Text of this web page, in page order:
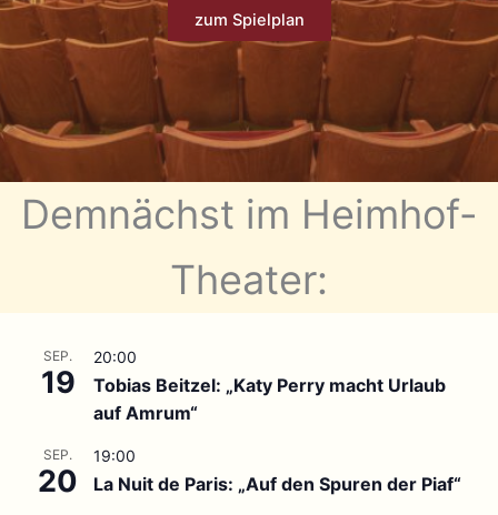
zum Spielplan
Demnächst im Heimhof-
Theater:
SEP.
19
20:00
Tobias Beitzel: „Katy Perry macht Urlaub
auf Amrum“
SEP.
20
19:00
La Nuit de Paris: „Auf den Spuren der Piaf“